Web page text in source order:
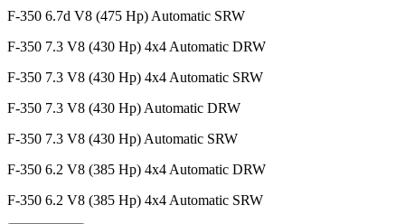
F-350 6.7d V8 (475 Hp) Automatic SRW
F-350 7.3 V8 (430 Hp) 4x4 Automatic DRW
F-350 7.3 V8 (430 Hp) 4x4 Automatic SRW
F-350 7.3 V8 (430 Hp) Automatic DRW
F-350 7.3 V8 (430 Hp) Automatic SRW
F-350 6.2 V8 (385 Hp) 4x4 Automatic DRW
F-350 6.2 V8 (385 Hp) 4x4 Automatic SRW